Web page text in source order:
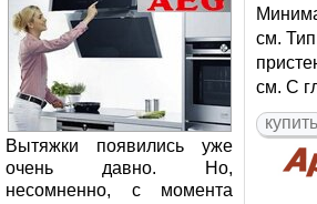
Вытяжки появились уже
очень давно. Но,
несомненно, с момента
см.
см. С
купить